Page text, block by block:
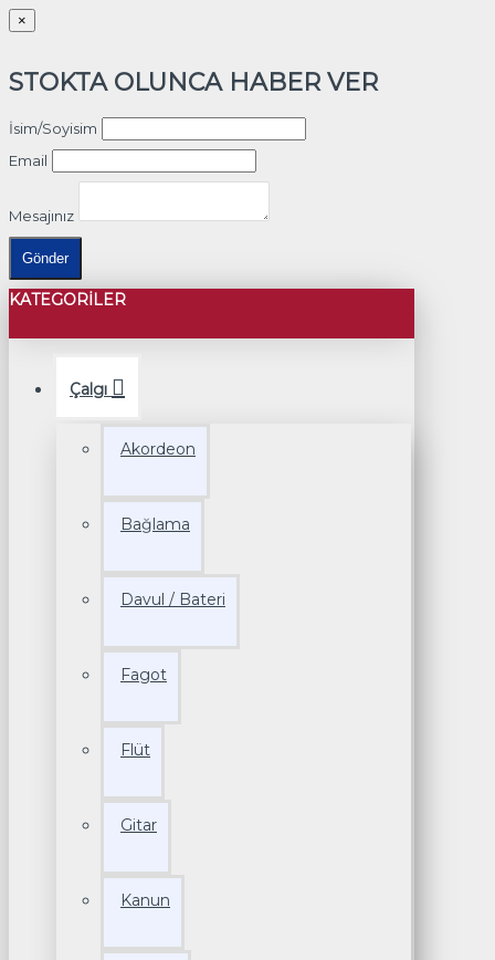
×
STOKTA OLUNCA HABER VER
İsim/Soyisim
Email
Mesajınız
Gönder
KATEGORILER
Çalgı
Akordeon
Bağlama
Davul / Bateri
Fagot
Flüt
Gitar
Kanun